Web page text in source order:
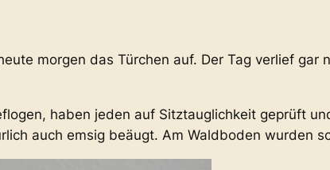
morgen das Türchen auf. Der Tag verlief gar
haben jeden auf Sitztauglichkeit geprüft
auch emsig beäugt. Am Waldboden wurden